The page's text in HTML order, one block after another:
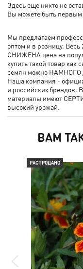
Здесь еще никто не
Вы можете быть первым!
Мы предлагаем
оптом и в розницу. Весь
СНИЖЕНА цена на
купить такой товар
семян можно НАМНОГО
Наша компания -
и российских брендов.
материалы имеют
высокий урожай.
ВАМ
РАСПРОДАНО